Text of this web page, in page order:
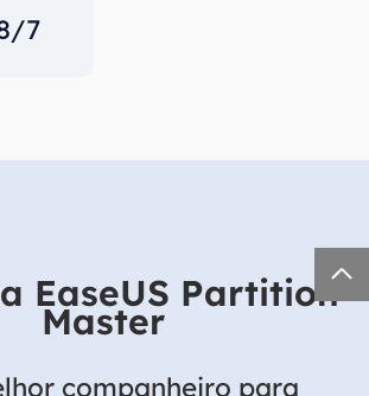
7
EaseUS Partition
Master
companheiro para
